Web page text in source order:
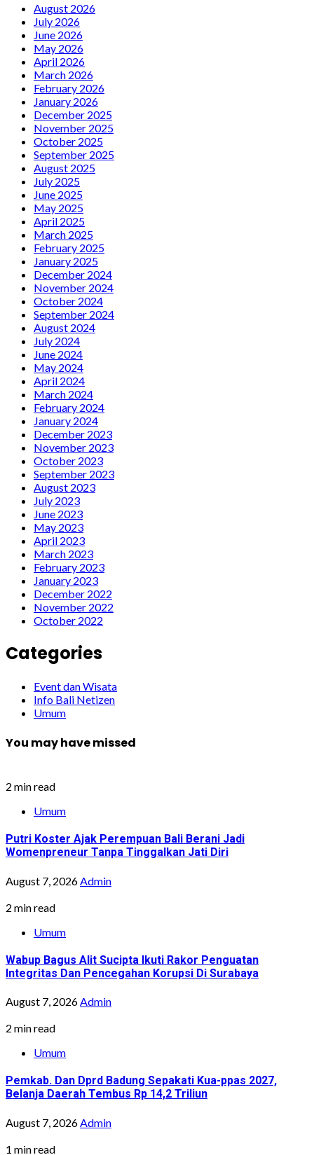
August 2026
July 2026
June 2026
May 2026
April 2026
March 2026
February 2026
January 2026
December 2025
November 2025
October 2025
September 2025
August 2025
July 2025
June 2025
May 2025
April 2025
March 2025
February 2025
January 2025
December 2024
November 2024
October 2024
September 2024
August 2024
July 2024
June 2024
May 2024
April 2024
March 2024
February 2024
January 2024
December 2023
November 2023
October 2023
September 2023
August 2023
July 2023
June 2023
May 2023
April 2023
March 2023
February 2023
January 2023
December 2022
November 2022
October 2022
Categories
Event dan Wisata
Info Bali Netizen
Umum
You may have missed
2 min read
Umum
Putri Koster Ajak Perempuan Bali Berani Jadi
Womenpreneur Tanpa Tinggalkan Jati Diri
August 7, 2026 Admin
2 min read
Umum
Wabup Bagus Alit Sucipta Ikuti Rakor Penguatan
Integritas Dan Pencegahan Korupsi Di Surabaya
August 7, 2026Admin
2 min read
Umum
Pemkab. Dan Dprd Badung Sepakati Kua-ppas 2027,
Belanja Daerah Tembus Rp 14,2 Triliun
August 7, 2026 Admin
1 min read